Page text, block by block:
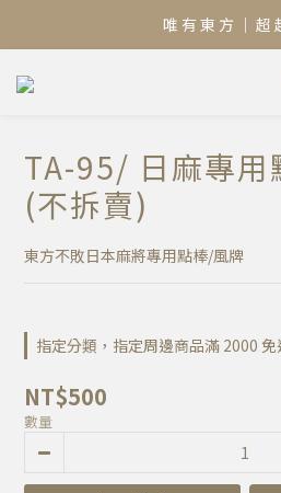
唯 有 東 方 ｜ 超
TA-95/ 日麻專用
(不拆賣)
東方不敗日本麻將專用點棒/風牌
指定分類，指定周邊商品滿 2000 免
NT$500
數量